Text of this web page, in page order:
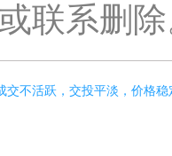
联系删
交不活跃，交投平淡，价格